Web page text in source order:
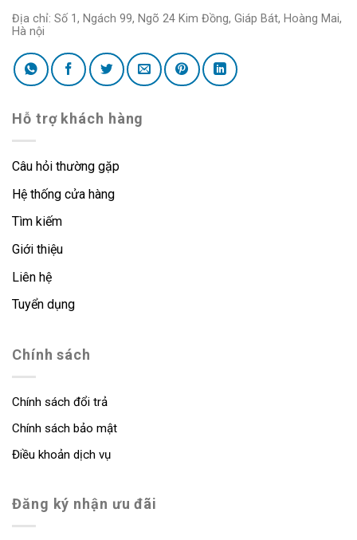
Địa chỉ: Số 1, Ngách 99, Ngõ 24 Kim Đồng, Giáp Bát, Hoàng Mai,
Hà nội
Hỗ trợ khách hàng
Câu hỏi thường gặp
Hệ thống cửa hàng
Tìm kiếm
Giới thiệu
Liên hệ
Tuyển dụng
Chính sách
Chính sách đổi trả
Chính sách bảo mật
Điều khoản dịch vụ
Đăng ký nhận ưu đãi